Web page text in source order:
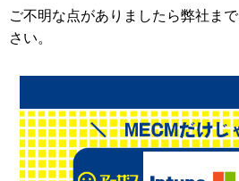
ご不明な点がありましたら弊社ま
さい。